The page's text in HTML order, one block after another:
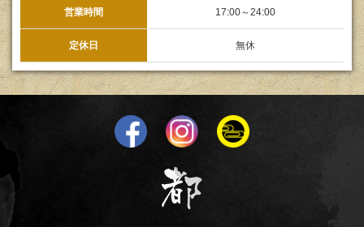
営業時間 17:00～24:00
定休日 無休